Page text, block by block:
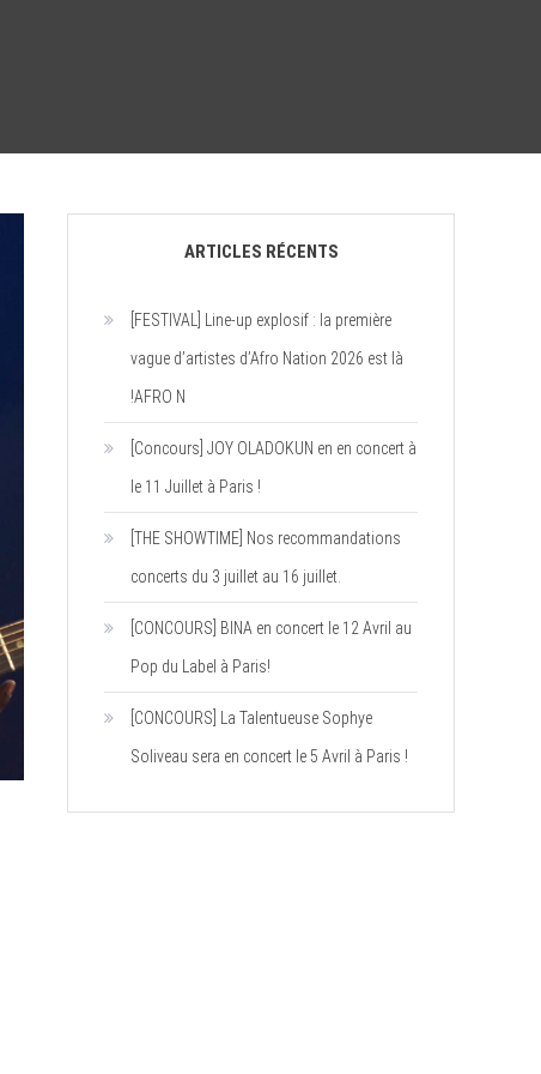
ARTICLES RÉCENTS
[FESTIVAL] Line-up explosif : la première
vague d’artistes d’Afro Nation 2026 est là
!AFRO N
[Concours] JOY OLADOKUN en en concert à
le 11 Juillet à Paris !
[THE SHOWTIME] Nos recommandations
concerts du 3 juillet au 16 juillet.
[CONCOURS] BINA en concert le 12 Avril au
Pop du Label à Paris!
[CONCOURS] La Talentueuse Sophye
Soliveau sera en concert le 5 Avril à Paris !